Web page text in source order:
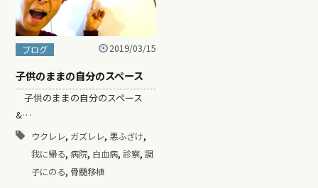
ブログ 2019/03/15
子供のままの自分のスペース
子供のままの自分のスペース
&…
ウクレレ, ガズレレ, 悪ふざけ,
我に帰る, 病院, 白血病, 診察, 調
子にのる, 骨髄移植